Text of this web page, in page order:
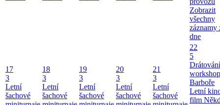
Zobrazit
všechny
záznamy
dne
17
3
Letní
šachové
18
3
Letní
šachové
19
3
Letní
šachové
20
3
Letní
šachové
21
3
Letní
šachové
22
5
Barboře
Letní
film